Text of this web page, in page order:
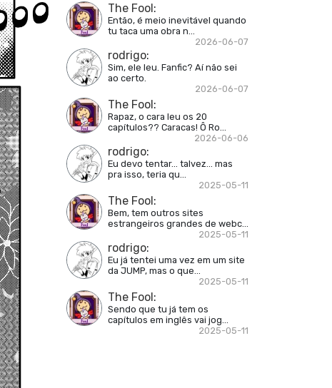
The Fool:
Então, é meio inevitável quando
tu taca uma obra n...
2026-06-07
rodrigo:
Sim, ele leu. Fanfic? Aí não sei
ao certo.
2026-06-07
The Fool:
Rapaz, o cara leu os 20
capítulos?? Caracas! Ô Ro...
2026-06-06
rodrigo:
Eu devo tentar... talvez... mas
pra isso, teria qu...
2025-05-11
The Fool:
Bem, tem outros sites
estrangeiros grandes de webc...
2025-05-11
rodrigo:
Eu já tentei uma vez em um site
da JUMP, mas o que...
2025-05-11
The Fool:
Sendo que tu já tem os
capítulos em inglês vai jog...
2025-05-11